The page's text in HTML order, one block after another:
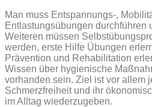
Man muss Entspannungs-,
Entlastungsübungen durchführen
Weiteren müssen
werden, erste Hilfe Übungen
Prävention und Rehabilitation
Wissen über hygienische
vorhanden sein. Ziel ist vor allem
Schmerzfreiheit und ihr
im Alltag wiederzugeben.